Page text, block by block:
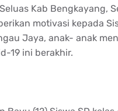
Kab Bengkayang,
motivasi kepada
Jaya, anak- anak
19 ini berakhir.